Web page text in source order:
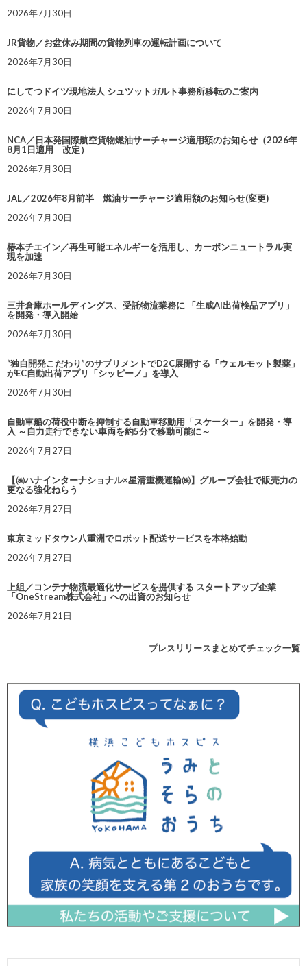
2026年7月30日
JR貨物／お盆休み期間の貨物列車の運転計画について
2026年7月30日
にしてつドイツ現地法人 シュツットガルト事務所移転のご案内
2026年7月30日
NCA／日本発国際航空貨物燃油サーチャージ適用額のお知らせ（2026年
8月1日適用 改定）
2026年7月30日
JAL／2026年8月前半 燃油サーチャージ適用額のお知らせ(変更)
2026年7月30日
椿本チエイン／再生可能エネルギーを活用し、カーボンニュートラル実
現を加速
2026年7月30日
三井倉庫ホールディングス、受託物流業務に 「生成AI出荷検品アプリ」
を開発・導入開始
2026年7月30日
“独自開発こだわり”のサプリメントでD2C展開する「ウェルモット製薬」
がEC自動出荷アプリ「シッピーノ」を導入
2026年7月30日
自動車船の荷役中断を抑制する自動車移動用「スケーター」を開発・導
入 ～自力走行できない車両を約5分で移動可能に～
2026年7月27日
【㈱ハナインターナショナル×星清重機運輸㈱】グループ会社で販売力の
更なる強化ねらう
2026年7月27日
東京ミッドタウン八重洲でロボット配送サービスを本格始動
2026年7月27日
上組／コンテナ物流最適化サービスを提供する スタートアップ企業
「OneStream株式会社」への出資のお知らせ
2026年7月21日
プレスリリースまとめてチェック一覧